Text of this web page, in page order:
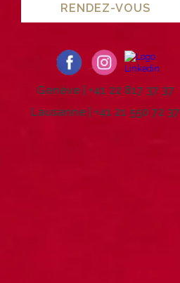
RENDEZ-VOUS
Genève | +41 22 817 37 37
Lausanne | +41 21 550 72 37